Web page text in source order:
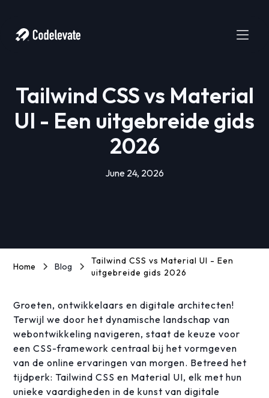
Tailwind CSS vs Material
UI - Een uitgebreide gids
2026
June 24, 2026
Home Blog
Tailwind CSS vs Material UI - Een
uitgebreide gids 2026
Groeten, ontwikkelaars en digitale architecten!
Terwijl we door het dynamische landschap van
webontwikkeling navigeren, staat de keuze voor
een CSS-framework centraal bij het vormgeven
van de online ervaringen van morgen. Betreed het
tijdperk: Tailwind CSS en Material UI, elk met hun
unieke vaardigheden in de kunst van digitale